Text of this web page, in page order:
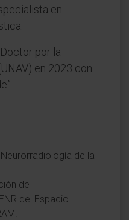
en
por la
en 2023 con
de la
de
del Espacio